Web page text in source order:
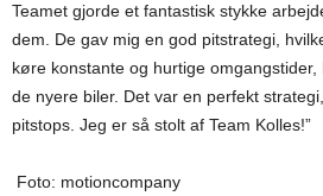
Teamet gjorde et fantastisk stykke
dem. De gav mig en god pitstrategi,
køre konstante og hurtige
de nyere biler. Det var en perfekt
pitstops. Jeg er så stolt af Team Kolles!”
Foto: motioncompany